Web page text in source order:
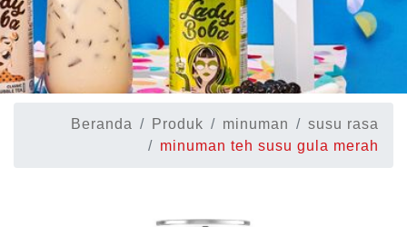
Beranda Produk minuman
susu rasa
minuman teh susu gula merah